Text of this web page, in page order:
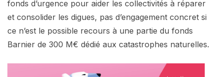
fonds d’urgence pour aider les collectivités à réparer
et consolider les digues, pas d’engagement concret si
ce n’est le possible recours à une partie du fonds
Barnier de 300 M€ dédié aux catastrophes naturelles.